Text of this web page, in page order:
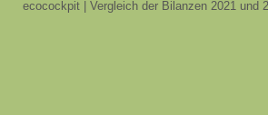
ecocockpit | Vergleich der Bilanzen 2021 und